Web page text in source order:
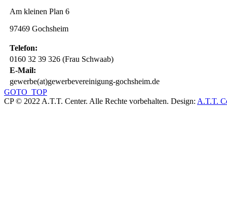
Am kleinen Plan 6
97469 Gochsheim
Telefon:
0160 32 39 326 (Frau Schwaab)
E-Mail:
gewerbe(at)gewerbevereinigung-gochsheim.de
GOTO_TOP
CP © 2022 A.T.T. Center. Alle Rechte vorbehalten. Design: A.T.T.